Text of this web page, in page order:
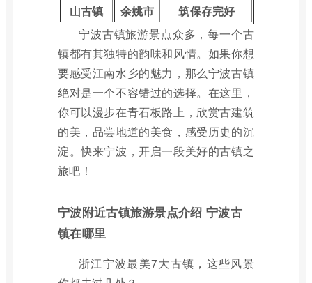
山古镇
余姚市
筑保存完好
宁波古镇旅游景点众多，每一个古
镇都有其独特的韵味和风情。如果你想
要感受江南水乡的魅力，那么宁波古镇
绝对是一个不容错过的选择。在这里，
你可以漫步在青石板路上，欣赏古建筑
的美，品尝地道的美食，感受历史的沉
淀。快来宁波，开启一段美好的古镇之
旅吧！
宁波附近古镇旅游景点介绍 宁波古
镇在哪里
浙江宁波最美7大古镇，这些风景